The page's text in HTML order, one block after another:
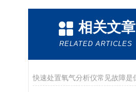
相关文章
RELATED ARTICLES